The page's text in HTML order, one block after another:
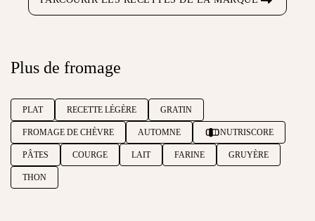
Plus de fromage
PLAT RECETTE LÉGÈRE GRATIN
FROMAGE DE CHÈVRE AUTOMNE NUTRISCORE
PÂTES COURGE LAIT FARINE GRUYÈRE
THON